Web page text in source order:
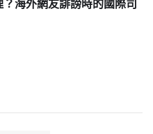
海外網友誹謗時的國際司